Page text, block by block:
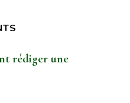
rédiger une